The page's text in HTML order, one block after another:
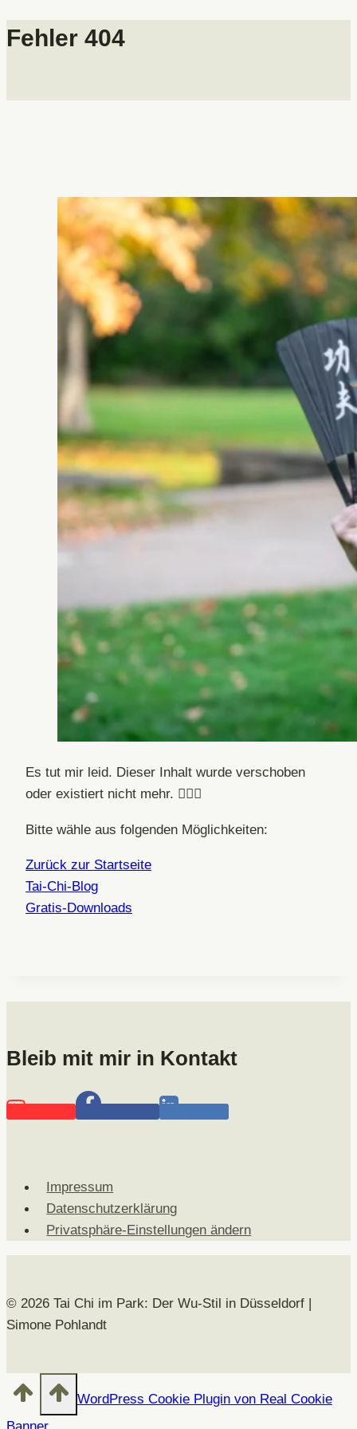
Zum
Inhalt
Fehler 404
Es tut mir leid. Dieser Inhalt wurde verschoben
oder existiert nicht mehr. 🤷🏻‍♀️
Bitte wähle aus folgenden Möglichkeiten:
Zurück zur Startseite
Tai-Chi-Blog
Gratis-Downloads
Bleib mit mir in Kontakt
Impressum
Datenschutzerklärung
Privatsphäre-Einstellungen ändern
© 2026 Tai Chi im Park: Der Wu-Stil in Düsseldorf |
Simone Pohlandt
WordPress Cookie Plugin von Real Cookie